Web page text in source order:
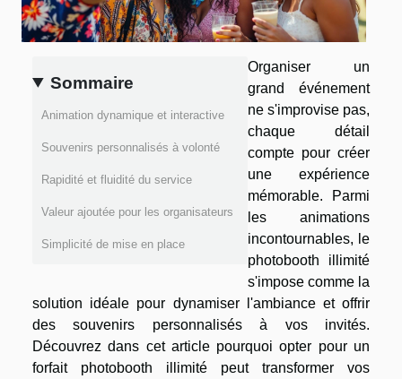
Sommaire
Animation dynamique et interactive
Souvenirs personnalisés à volonté
Rapidité et fluidité du service
Valeur ajoutée pour les organisateurs
Simplicité de mise en place
Organiser un
grand événement
ne s'improvise pas,
chaque détail
compte pour créer
une expérience
mémorable. Parmi
les animations
incontournables, le
photobooth illimité
s'impose comme la
solution idéale pour dynamiser l'ambiance et offrir
des souvenirs personnalisés à vos invités.
Découvrez dans cet article pourquoi opter pour un
forfait photobooth illimité peut transformer vos